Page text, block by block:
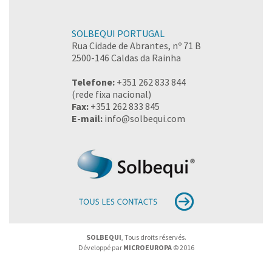
SOLBEQUI PORTUGAL
Rua Cidade de Abrantes, nº 71 B
2500-146 Caldas da Rainha
Telefone:+351 262 833 844
(rede fixa nacional)
Fax:+351 262 833 845
E-mail:info@solbequi.com
SOLBEQUI, Tous droits réservés.
Développé par MICROEUROPA© 2016